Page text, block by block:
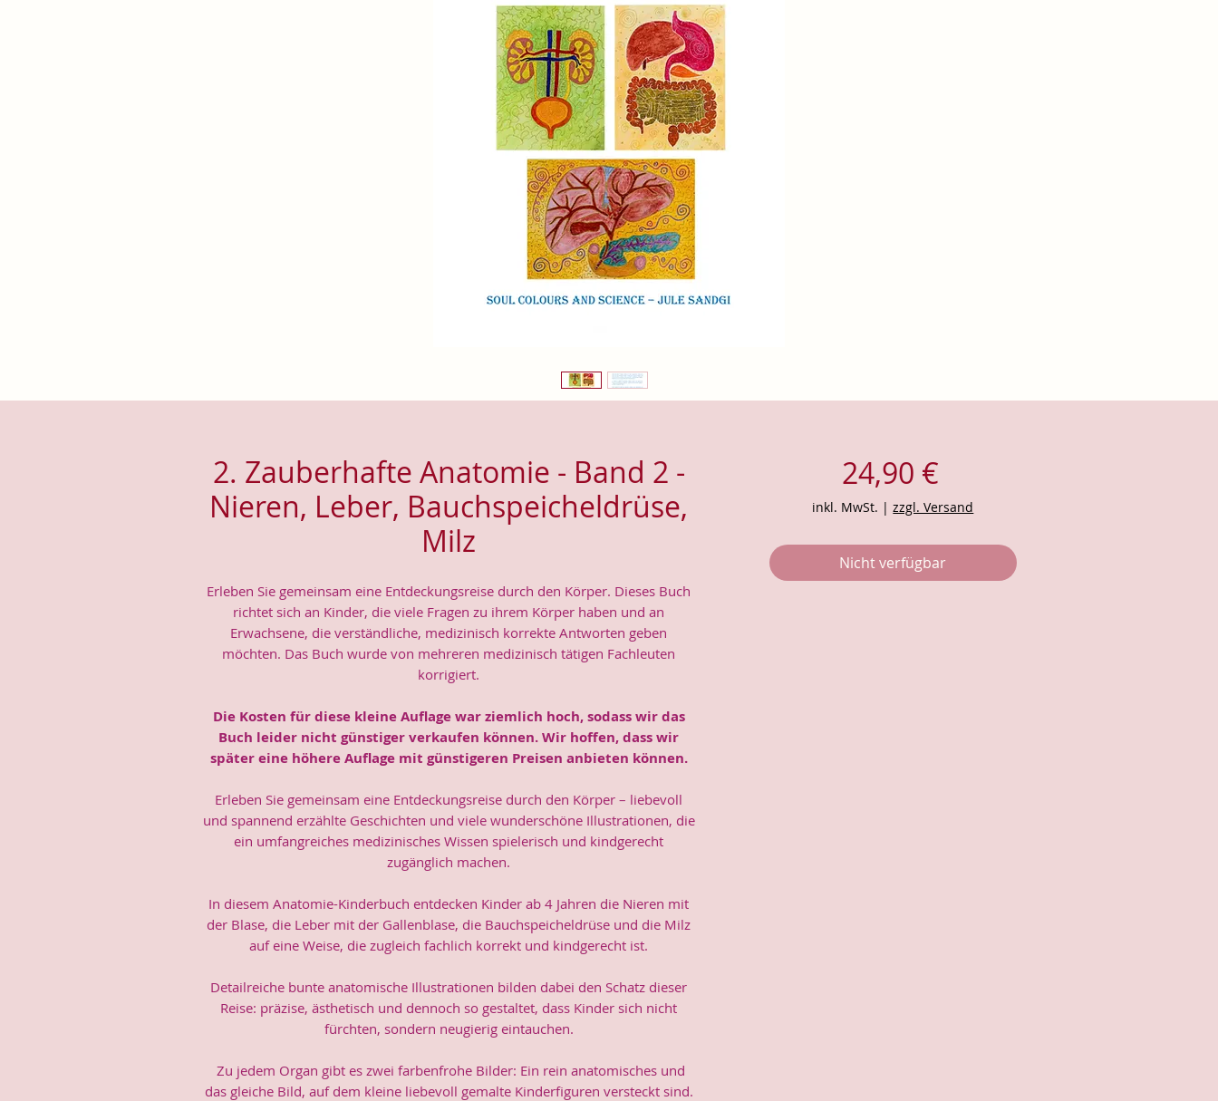
2. Zauberhafte Anatomie - Band 2 -
Nieren, Leber, Bauchspeicheldrüse,
Milz
Erleben Sie gemeinsam eine Entdeckungsreise durch den Körper. Dieses Buch
richtet sich an Kinder, die viele Fragen zu ihrem Körper haben und an
Erwachsene, die verständliche, medizinisch korrekte Antworten geben
möchten. Das Buch wurde von mehreren medizinisch tätigen Fachleuten
korrigiert.
Die Kosten für diese kleine Auflage war ziemlich hoch, sodass wir das
Buch leider nicht günstiger verkaufen können. Wir hoffen, dass wir
später eine höhere Auflage mit günstigeren Preisen anbieten können.
Erleben Sie gemeinsam eine Entdeckungsreise durch den Körper – liebevoll
und spannend erzählte Geschichten und viele wunderschöne Illustrationen, die
ein umfangreiches medizinisches Wissen spielerisch und kindgerecht
zugänglich machen.
In diesem Anatomie-Kinderbuch entdecken Kinder ab 4 Jahren die Nieren mit
der Blase, die Leber mit der Gallenblase, die Bauchspeicheldrüse und die Milz
auf eine Weise, die zugleich fachlich korrekt und kindgerecht ist.
Detailreiche bunte anatomische Illustrationen bilden dabei den Schatz dieser
Reise: präzise, ästhetisch und dennoch so gestaltet, dass Kinder sich nicht
fürchten, sondern neugierig eintauchen.
Zu jedem Organ gibt es zwei farbenfrohe Bilder: Ein rein anatomisches und
das gleiche Bild, auf dem kleine liebevoll gemalte Kinderfiguren versteckt sind.
24,90 €
inkl. MwSt. |zzgl. Versand
Nicht verfügbar